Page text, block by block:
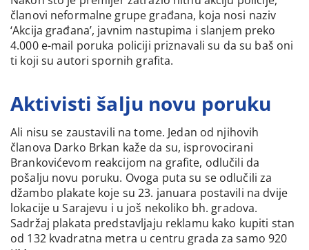
članovi neformalne grupe građana, koja nosi naziv
‘Akcija građana’, javnim nastupima i slanjem preko
4.000 e-mail poruka policiji priznavali su da su baš oni
ti koji su autori spornih grafita.
Aktivisti šalju novu poruku
Ali nisu se zaustavili na tome. Jedan od njihovih
članova Darko Brkan kaže da su, isprovocirani
Brankovićevom reakcijom na grafite, odlučili da
pošalju novu poruku. Ovoga puta su se odlučili za
džambo plakate koje su 23. januara postavili na dvije
lokacije u Sarajevu i u još nekoliko bh. gradova.
Sadržaj plakata predstavljaju reklamu kako kupiti stan
od 132 kvadratna metra u centru grada za samo 920